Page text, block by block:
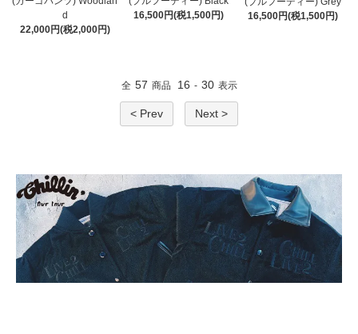
d
22,000円(税2,000円)
16,500円(税1,500円)
16,500円(税1,500円)
全 57 商品 16 - 30 表示
< Prev Next >